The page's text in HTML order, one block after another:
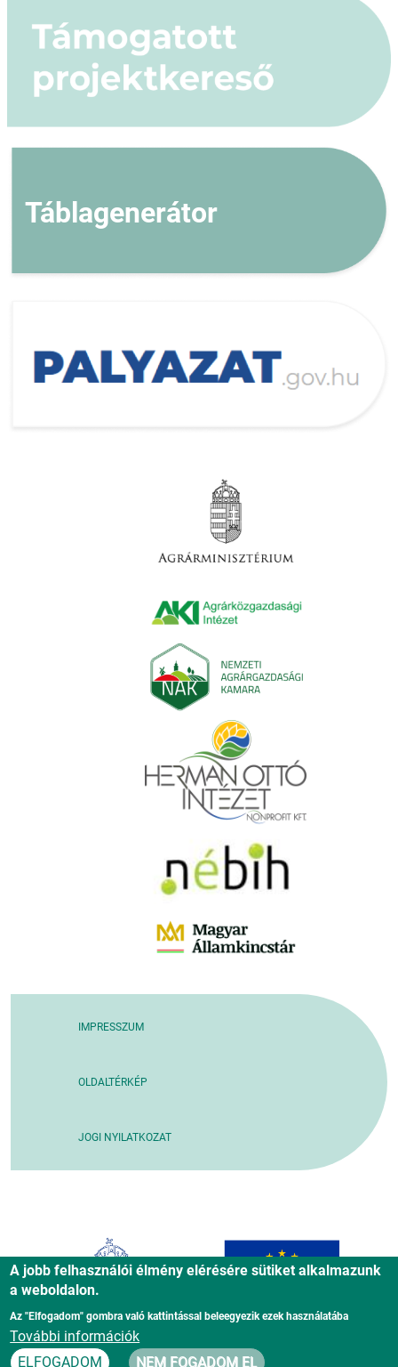
Táblagenerátor
IMPRESSZUM
OLDALTÉRKÉP
JOGI NYILATKOZAT
A jobb felhasználói élmény elérésére sütiket alkalmazunk
a weboldalon.
Az "Elfogadom" gombra való kattintással beleegyezik ezek használatába
További információk
ELFOGADOM
NEM FOGADOM EL